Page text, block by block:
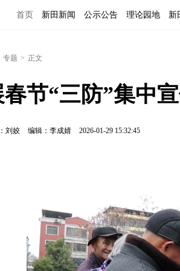
首页 新田新闻 公示公告 理论园地 新
专题 > 正文
节“三防”集中
刘姣 编辑：李成婧 2026-01-29 15:32:45